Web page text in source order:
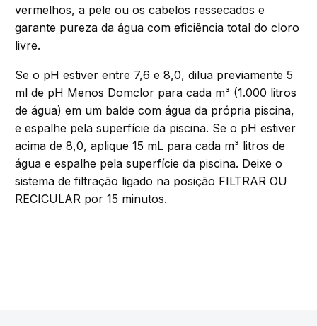
vermelhos, a pele ou os cabelos ressecados e
garante pureza da água com eficiência total do cloro
livre.
Se o pH estiver entre 7,6 e 8,0, dilua previamente 5
ml de pH Menos Domclor para cada m³ (1.000 litros
de água) em um balde com água da própria piscina,
e espalhe pela superfície da piscina. Se o pH estiver
acima de 8,0, aplique 15 mL para cada m³ litros de
água e espalhe pela superfície da piscina. Deixe o
sistema de filtração ligado na posição FILTRAR OU
RECICULAR por 15 minutos.